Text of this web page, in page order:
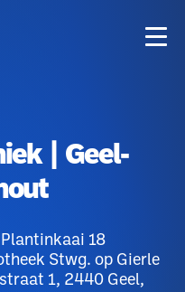
| Geel-
18
Stwg. op Gierle
1, 2440 Geel,